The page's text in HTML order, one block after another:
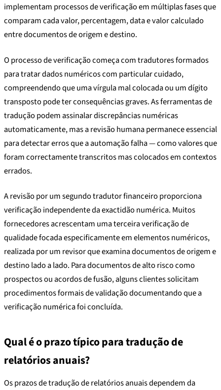
implementam processos de verificação em múltiplas fases que
comparam cada valor, percentagem, data e valor calculado
entre documentos de origem e destino.
O processo de verificação começa com tradutores formados
para tratar dados numéricos com particular cuidado,
compreendendo que uma vírgula mal colocada ou um dígito
transposto pode ter consequências graves. As ferramentas de
tradução podem assinalar discrepâncias numéricas
automaticamente, mas a revisão humana permanece essencial
para detectar erros que a automação falha — como valores que
foram correctamente transcritos mas colocados em contextos
errados.
A revisão por um segundo tradutor financeiro proporciona
verificação independente da exactidão numérica. Muitos
fornecedores acrescentam uma terceira verificação de
qualidade focada especificamente em elementos numéricos,
realizada por um revisor que examina documentos de origem e
destino lado a lado. Para documentos de alto risco como
prospectos ou acordos de fusão, alguns clientes solicitam
procedimentos formais de validação documentando que a
verificação numérica foi concluída.
Qual é o prazo típico para tradução de
relatórios anuais?
Os prazos de tradução de relatórios anuais dependem da